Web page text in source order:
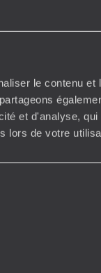
le contenu
et d'analyse,
lors de votre